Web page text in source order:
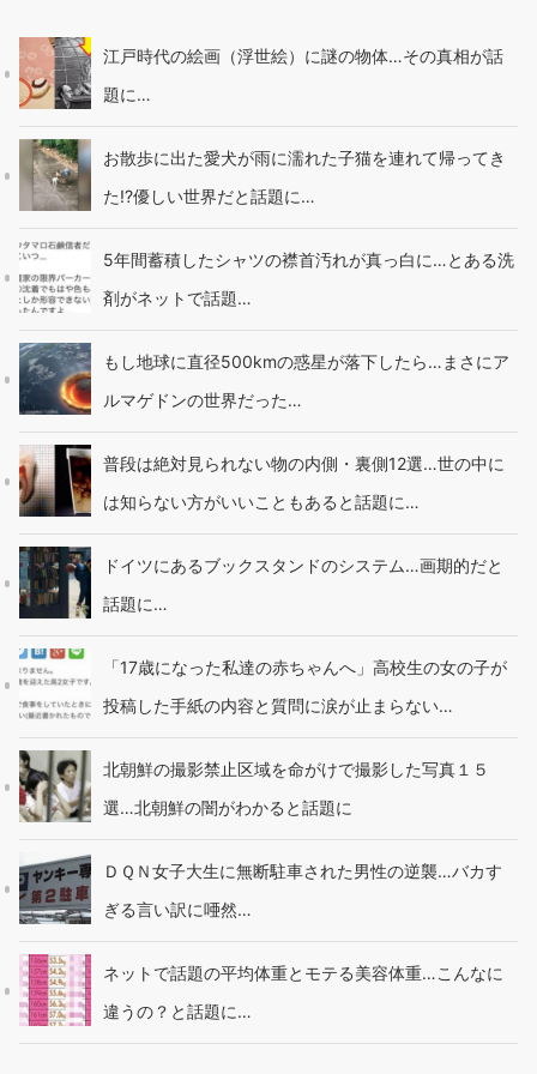
江戸時代の絵画（浮世絵）に謎の物体…その真相が話
題に…
お散歩に出た愛犬が雨に濡れた子猫を連れて帰ってき
た!?優しい世界だと話題に…
5年間蓄積したシャツの襟首汚れが真っ白に…とある洗
剤がネットで話題…
もし地球に直径500kmの惑星が落下したら…まさにア
ルマゲドンの世界だった…
普段は絶対見られない物の内側・裏側12選…世の中に
は知らない方がいいこともあると話題に…
ドイツにあるブックスタンドのシステム…画期的だと
話題に…
「17歳になった私達の赤ちゃんへ」高校生の女の子が
投稿した手紙の内容と質問に涙が止まらない…
北朝鮮の撮影禁止区域を命がけで撮影した写真１５
選…北朝鮮の闇がわかると話題に
ＤＱＮ女子大生に無断駐車された男性の逆襲…バカす
ぎる言い訳に唖然…
ネットで話題の平均体重とモテる美容体重…こんなに
違うの？と話題に…